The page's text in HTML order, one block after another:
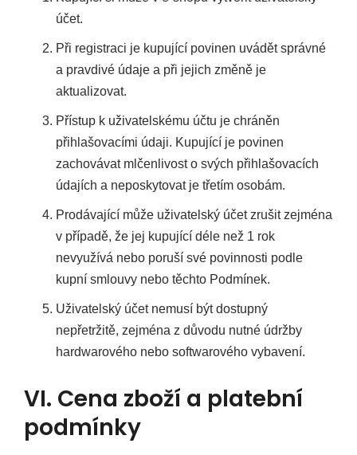
účet.
Při registraci je kupující povinen uvádět správné
a pravdivé údaje a při jejich změně je
aktualizovat.
Přístup k uživatelskému účtu je chráněn
přihlašovacími údaji. Kupující je povinen
zachovávat mlčenlivost o svých přihlašovacích
údajích a neposkytovat je třetím osobám.
Prodávající může uživatelský účet zrušit zejména
v případě, že jej kupující déle než 1 rok
nevyužívá nebo poruší své povinnosti podle
kupní smlouvy nebo těchto Podmínek.
Uživatelský účet nemusí být dostupný
nepřetržitě, zejména z důvodu nutné údržby
hardwarového nebo softwarového vybavení.
VI. Cena zboží a platební
podmínky